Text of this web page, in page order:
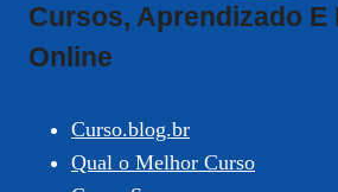
Cursos, Aprendizado E
Online
Curso.blog.br
Qual o Melhor Curso